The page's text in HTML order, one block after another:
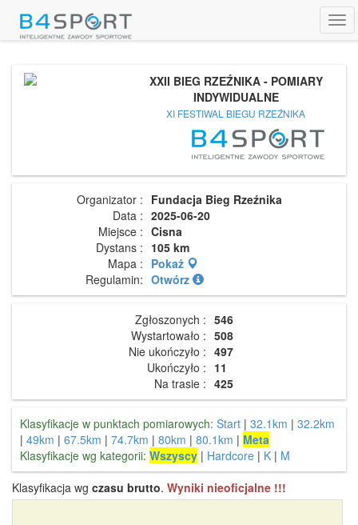
XXII BIEG RZEŹNIKA - POMIARY
INDYWIDUALNE
XI FESTIWAL BIEGU RZEŹNIKA
Organizator : Fundacja Bieg Rzeźnika
Data : 2025-06-20
Miejsce : Cisna
Dystans : 105 km
Mapa : Pokaż
Regulamin: Otwórz
Zgłoszonych : 546
Wystartowało : 508
Nie ukończyło : 497
Ukończyło : 11
Na trasie : 425
Klasyfikacje w punktach pomiarowych: Start | 32.1km | 32.2km
| 49km | 67.5km | 74.7km | 80km | 80.1km | Meta
Klasyfikacje wg kategorii: Wszyscy | Hardcore | K | M
Klasyfikacja wg czasu brutto. Wyniki nieoficjalne !!!